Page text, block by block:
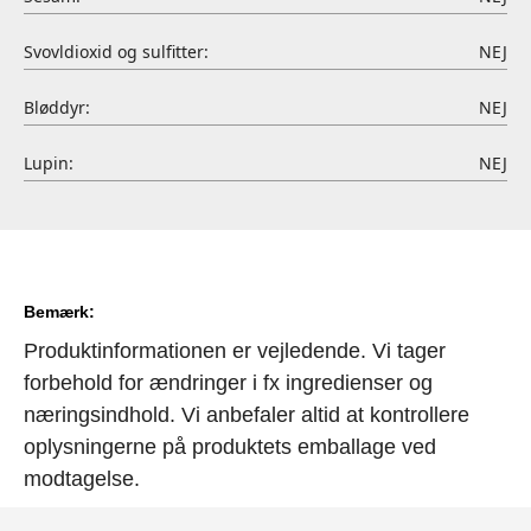
Svovldioxid og sulfitter: NEJ
Bløddyr: NEJ
Lupin: NEJ
Bemærk:
Produktinformationen er vejledende. Vi tager
forbehold for ændringer i fx ingredienser og
næringsindhold. Vi anbefaler altid at kontrollere
oplysningerne på produktets emballage ved
modtagelse.